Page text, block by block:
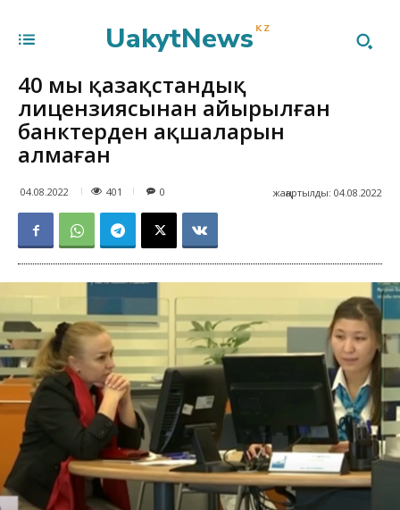
UakytNews KZ
40 мың қазақстандық
лицензиясынан айырылған
банктерден ақшаларын
алмаған
04.08.2022 401 жаңартылды: 04.08.2022
0